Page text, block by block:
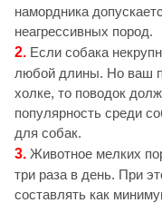
намордника
неагрессивных пород.
2. Если собака
любой длины. Но ваш
холке, то поводок
популярность среди
для собак.
3. Животное мелких
три раза в день. При
составлять как